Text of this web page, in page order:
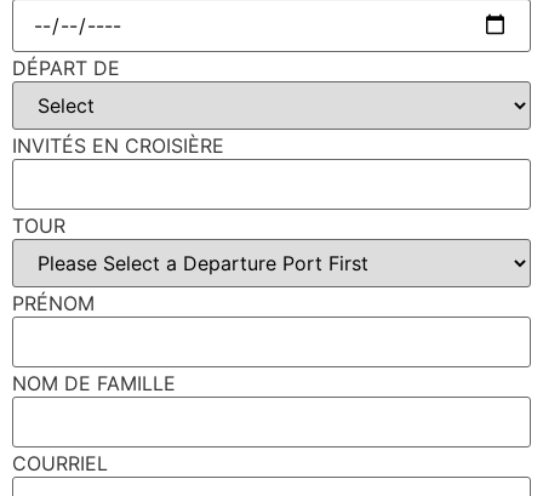
DÉPART DE
INVITÉS EN CROISIÈRE
TOUR
PRÉNOM
NOM DE FAMILLE
COURRIEL